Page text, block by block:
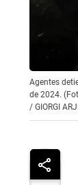
Agentes
de 2024.
/ GIORGI